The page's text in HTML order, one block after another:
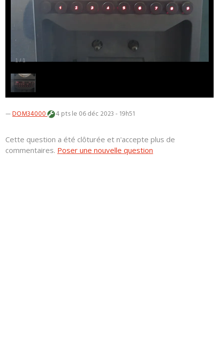
1 / 1
—DOM34000 4 ptsle 06 déc 2023 - 19h51
Cette question a été clôturée et n'accepte plus de
commentaires. Poser une nouvelle question